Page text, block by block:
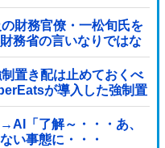
財務官僚・一松旬氏を
務省の言いなりではな
置き配は止めておくべ
が導入した強制置
「了解～・・・あ、
い事態に・・・